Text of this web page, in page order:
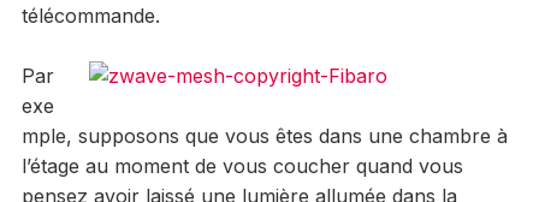
télécommande.
Par
exe
mple, supposons que vous êtes dans une chambre à
l’étage au moment de vous coucher quand vous
pensez avoir laissé une lumière allumée dans la